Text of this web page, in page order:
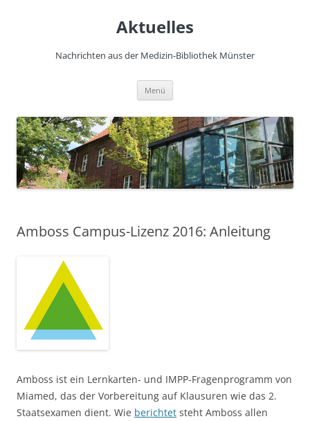
Aktuelles
Nachrichten aus der Medizin-Bibliothek Münster
Menü
Amboss Campus-Lizenz 2016: Anleitung
Amboss ist ein Lernkarten- und IMPP-Fragenprogramm von
Miamed, das der Vorbereitung auf Klausuren wie das 2.
Staatsexamen dient. Wie berichtet steht Amboss allen